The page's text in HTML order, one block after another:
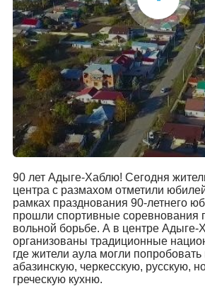
90 лет Адыге-Хаблю! Сегодня
центра с размахом отметили
рамках празднования 90-летнего
прошли спортивные соревнования
вольной борьбе. А в центре Адыге-
организованы традиционные
где жители аула могли попробовать
абазинскую, черкесскую, русскую,
греческую кухню.